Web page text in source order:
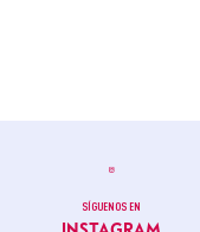
SÍGUENOS EN